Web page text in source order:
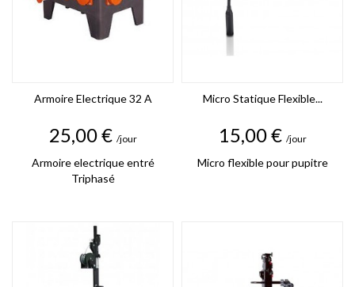
Armoire Electrique 32 A
Prix
25,00 € /jour
Armoire electrique entré
Triphasé
Micro Statique Flexible...
Prix
15,00 € /jour
Micro flexible pour pupitre